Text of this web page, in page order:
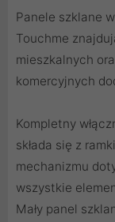
Panele szklane
Touchme
mieszkalnych
komercyjnych
Kompletny
składa się z
mechanizmu
wszystkie
Mały panel